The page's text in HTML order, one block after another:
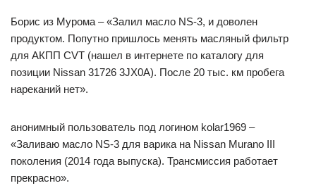
Борис из Мурома – «Залил масло NS-3, и доволен
продуктом. Попутно пришлось менять масляный фильтр
для АКПП CVT (нашел в интернете по каталогу для
позиции Nissan 31726 3JX0A). После 20 тыс. км пробега
нареканий нет».
анонимный пользователь под логином kolar1969 –
«Заливаю масло NS-3 для варика на Nissan Murano III
поколения (2014 года выпуска). Трансмиссия работает
прекрасно».